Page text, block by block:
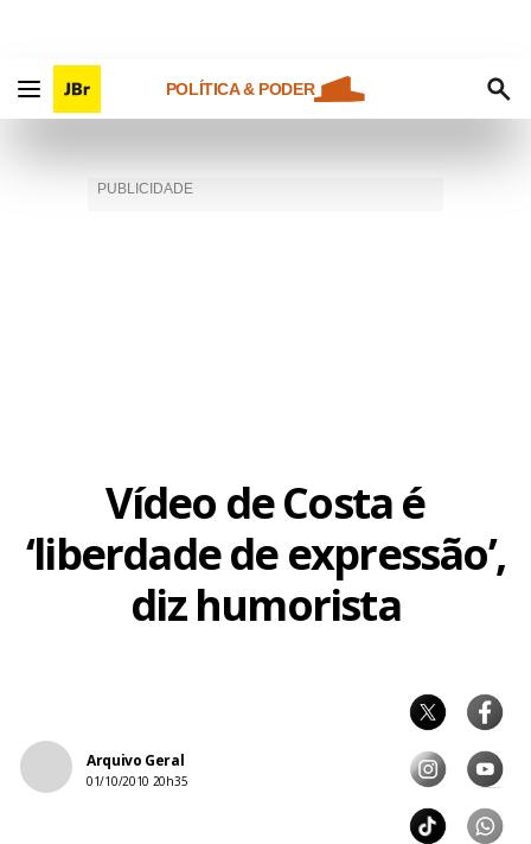
POLÍTICA & PODER
Vídeo de Costa é
‘liberdade de expressão’,
diz humorista
Arquivo Geral
01/10/2010 20h35